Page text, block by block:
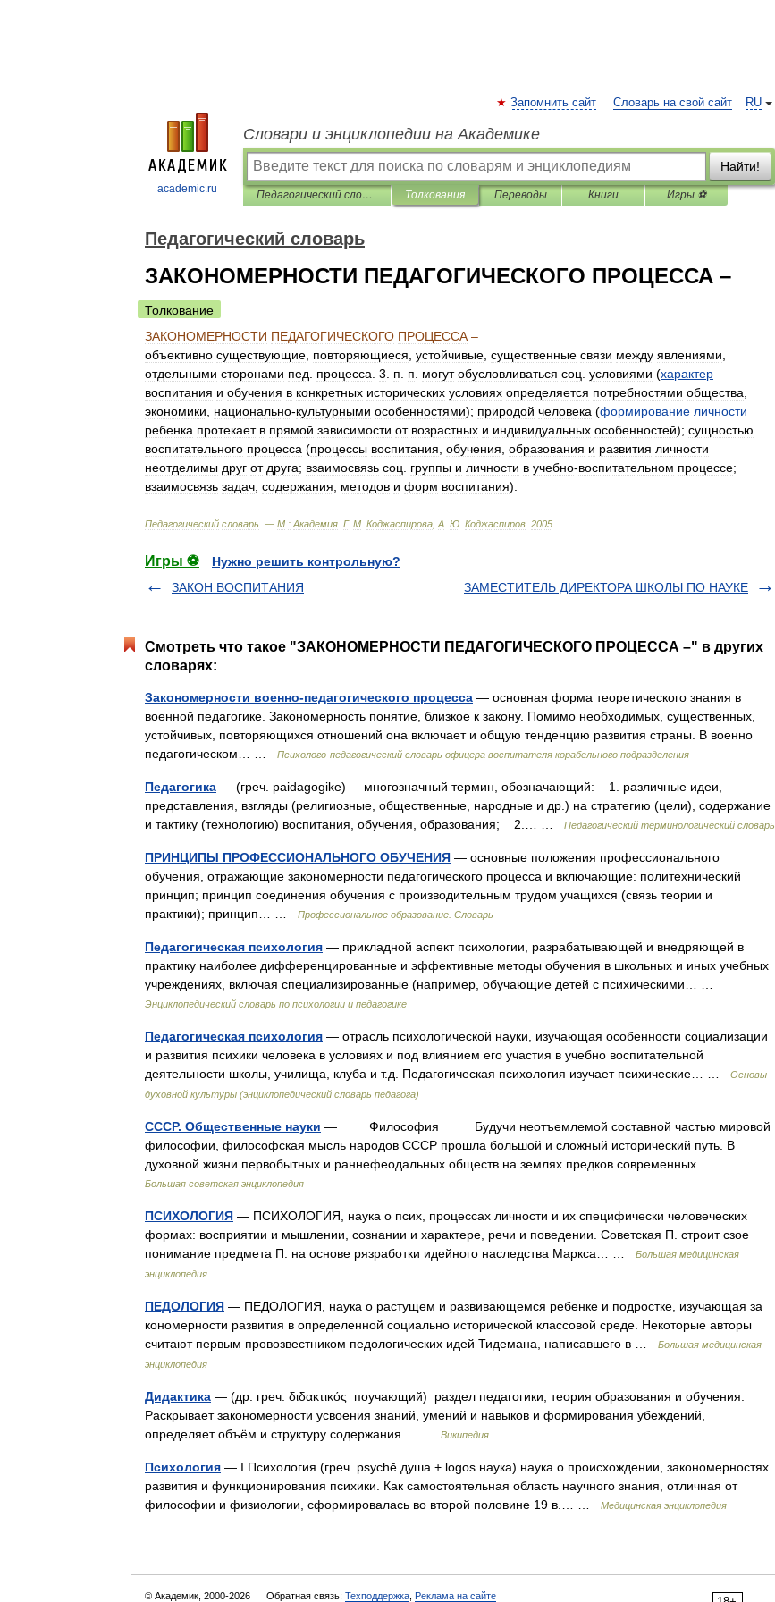
academic.ru
RU
Запомнить сайт Словарь на свой сайт
Словари и энциклопедии на Академике
Найти!
Педагогический словарь Толкования Переводы Книги Игры ⚽
Педагогический словарь
ЗАКОНОМЕРНОСТИ ПЕДАГОГИЧЕСКОГО ПРОЦЕССА –
Толкование
ЗАКОНОМЕРНОСТИ ПЕДАГОГИЧЕСКОГО ПРОЦЕССА –
объективно существующие повторяющиеся устойчивые существенные связи между явлениями
отдельными сторонами пед процесса 3 п п могут обусловливаться соц условиями (характер
воспитания и обучения в конкретных исторических условиях определяется потребностями общества
экономики
национально-культурными особенностями); природой человека (формирование личности
ребенка протекает в прямой зависимости от возрастных и индивидуальных особенностей); сущностью
воспитательного процесса (процессы воспитания обучения образования и развития личности
неотделимы друг от друга; взаимосвязь соц группы и личности в учебно-воспитательном процессе;
взаимосвязь задач содержания методов и форм воспитания).
Педагогический словарь . — М : Академия Г. М Коджаспирова А Ю Коджаспиров 2005
Игры ⚽
Нужно решить контрольную?
ЗАКОН ВОСПИТАНИЯ
ЗАМЕСТИТЕЛЬ ДИРЕКТОРА ШКОЛЫ ПО НАУКЕ
Смотреть что такое "ЗАКОНОМЕРНОСТИ ПЕДАГОГИЧЕСКОГО ПРОЦЕССА –" в других
словарях:
Закономерности военно-педагогического процесса — основная форма теоретического знания в
военной педагогике. Закономерность понятие, близкое к закону. Помимо необходимых, существенных,
устойчивых, повторяющихся отношений она включает и общую тенденцию развития страны. В военно
педагогическом… …
Психолого-педагогический словарь офицера воспитателя корабельного подразделения
Педагогика — (греч. paidagogike) многозначный термин, обозначающий: 1. различные идеи,
представления, взгляды (религиозные, общественные, народные и др.) на стратегию (цели), содержание
и тактику (технологию) воспитания, обучения, образования; 2.… …
Педагогический терминологический словарь
ПРИНЦИПЫ ПРОФЕССИОНАЛЬНОГО ОБУЧЕНИЯ — основные положения профессионального
обучения, отражающие закономерности педагогического процесса и включающие: политехнический
принцип; принцип соединения обучения с производительным трудом учащихся (связь теории и
практики); принцип… …
Профессиональное образование. Словарь
Педагогическая психология — прикладной аспект психологии, разрабатывающей и внедряющей в
практику наиболее дифференцированные и эффективные методы обучения в школьных и иных учебных
учреждениях, включая специализированные (например, обучающие детей с психическими… …
Энциклопедический словарь по психологии и педагогике
Педагогическая психология — отрасль психологической науки, изучающая особенности социализации
и развития психики человека в условиях и под влиянием его участия в учебно воспитательной
деятельности школы, училища, клуба и т.д. Педагогическая психология изучает психические… …
Основы
духовной культуры (энциклопедический словарь педагога)
СССР. Общественные науки — Философия Будучи неотъемлемой составной частью мировой
философии, философская мысль народов СССР прошла большой и сложный исторический путь. В
духовной жизни первобытных и раннефеодальных обществ на землях предков современных… …
Большая советская энциклопедия
ПСИХОЛОГИЯ — ПСИХОЛОГИЯ, наука о псих, процессах личности и их специфически человеческих
формах: восприятии и мышлении, сознании и характере, речи и поведении. Советская П. строит сзое
понимание предмета П. на основе рязработки идейного наследства Маркса… …
Большая медицинская
энциклопедия
ПЕДОЛОГИЯ — ПЕДОЛОГИЯ, наука о растущем и развивающемся ребенке и подростке, изучающая за
кономерности развития в определенной социально исторической классовой среде. Некоторые авторы
считают первым провозвестником педологических идей Тидемана, написавшего в …
Большая медицинская
энциклопедия
Дидактика — (др. греч. διδακτικός поучающий) раздел педагогики; теория образования и обучения.
Раскрывает закономерности усвоения знаний, умений и навыков и формирования убеждений,
определяет объём и структуру содержания… …
Википедия
Психология — I Психология (греч. psychē душа + logos наука) наука о происхождении, закономерностях
развития и функционирования психики. Как самостоятельная область научного знания, отличная от
философии и физиологии, сформировалась во второй половине 19 в.… …
Медицинская энциклопедия
© Академик, 2000-2026 Обратная связь: Техподдержка Реклама на сайте